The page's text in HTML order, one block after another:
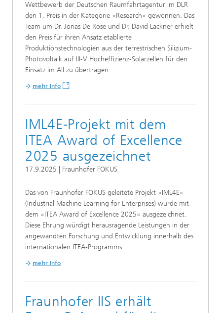
Wettbewerb der Deutschen Raumfahrtagentur im DLR
den 1. Preis in der Kategorie »Research« gewonnen. Das
Team um Dr. Jonas De Rose und Dr. David Lackner erhielt
den Preis für ihren Ansatz etablierte
Produktionstechnologien aus der terrestrischen Silizium-
Photovoltaik auf III-V Hocheffizienz-Solarzellen für den
Einsatz im All zu übertragen.
mehr Info
IML4E-Projekt mit dem
ITEA Award of Excellence
2025 ausgezeichnet
17.9.2025 | Fraunhofer FOKUS
Das von Fraunhofer FOKUS geleitete Projekt »IML4E«
(Industrial Machine Learning for Enterprises) wurde mit
dem »ITEA Award of Excellence 2025« ausgezeichnet.
Diese Ehrung würdigt herausragende Leistungen in der
angewandten Forschung und Entwicklung innerhalb des
internationalen ITEA-Programms.
mehr Info
Fraunhofer IIS erhält